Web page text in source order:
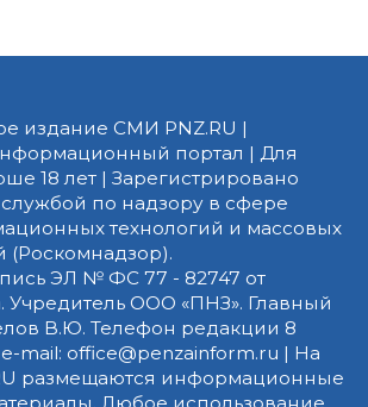
издание СМИ PNZ.RU |
портал | Для
18 лет | Зарегистрировано
по надзору в сфере
технологий и массовых
(Роскомнадзор).
ЭЛ № ФС 77 - 82747 от
Учредитель ООО «ПНЗ». Главный
В.Ю. Телефон редакции 8
e-mail: office@penzainform.ru | На
размещаются информационные